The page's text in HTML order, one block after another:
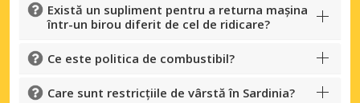
Există un supliment pentru a returna mașina
într-un birou diferit de cel de ridicare?
Ce este politica de combustibil?
Care sunt restricțiile de vârstă în Sardinia?